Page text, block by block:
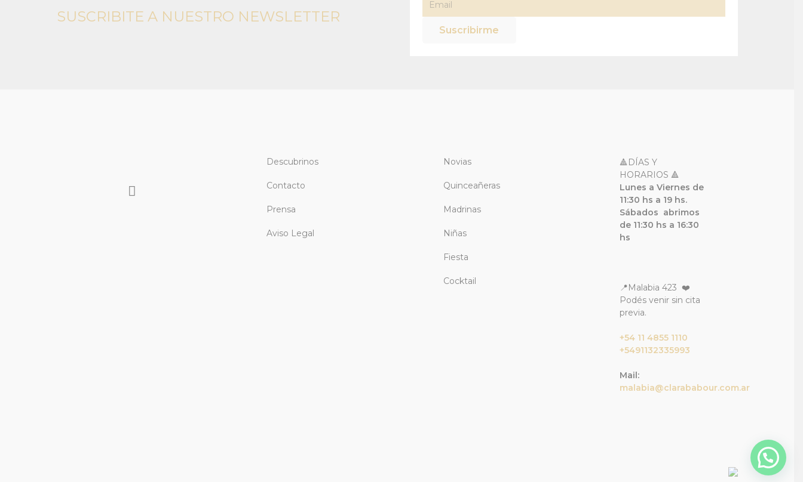
SUSCRIBITE A NUESTRO NEWSLETTER
Descubrinos
Contacto
Prensa
Aviso Legal
Novias
Quinceañeras
Madrinas
Niñas
Fiesta
Cocktail
🔺DÍAS Y
HORARIOS 🔺
Lunes a Viernes de
11:30 hs a 19 hs.
Sábados abrimos
de 11:30 hs a 16:30
hs
📍Malabia 423 ❤️
Podés venir sin cita
previa.
+54 11 4855 1110
+5491132335993
Mail:
malabia@clarababour.com.ar